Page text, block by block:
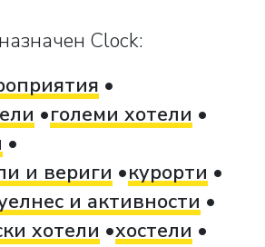
Clock:
големи хотели
и вериги
курорти
и активности
хотели
хостели